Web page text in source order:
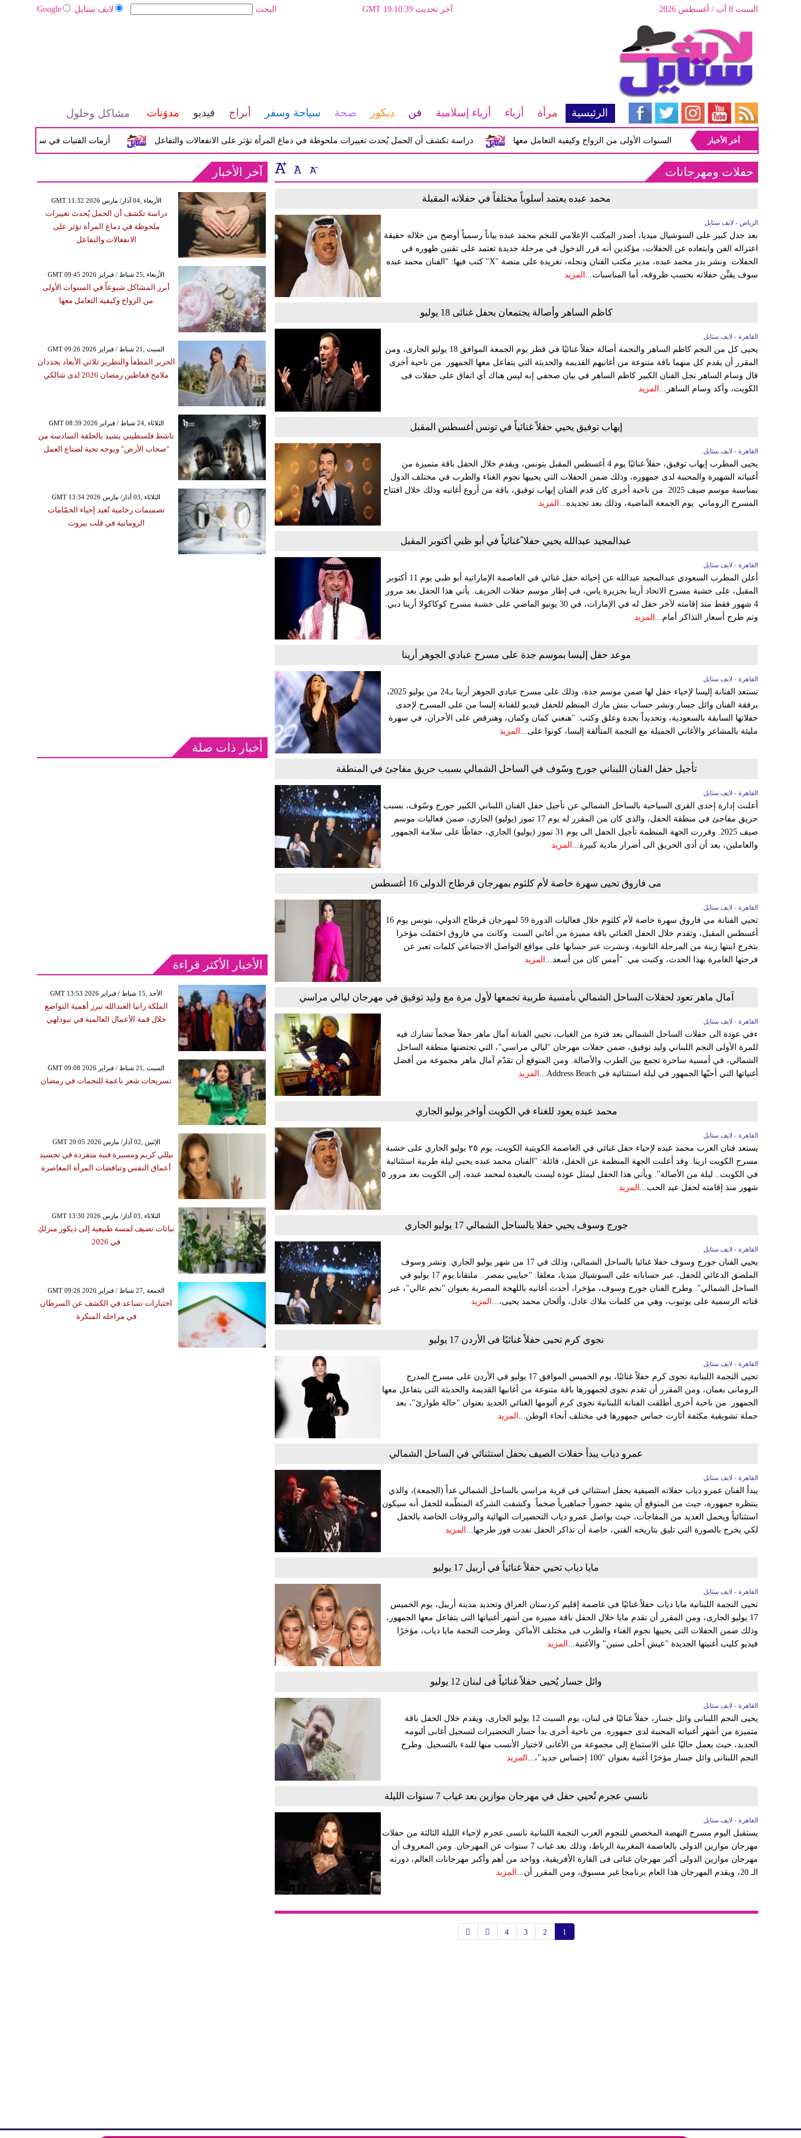
لايف ستايل Google البحث آخر تحديث GMT 19:10:39 السبت 8 آب / أغسطس 2026
الرئيسية مرأة أزياء أزياء إسلامية فن ديكور صحة سياحة وسفر أبراج فيديو مدوَنات مشاكل وحلول
أزمات الفتيات في سن المراهقة بين دراسة تكشف أن الحمل يُحدث تغييرات ملحوظة في دماغ المرأة تؤثر على الانفعالات والتفاعل أبرز المشاكل شيوعاً في السنوات الأولى من الزواج وكيفية التعامل معها
أخر الأخبار
حفلات ومهرجانات
محمد عبده يعتمد أسلوباً مختلفاً في حفلاته المقبلة
الرياض - لايف ستايل
بعد جدل كبير على السوشيال ميديا، أصدر المكتب الإعلامي للنجم محمد عبده بياناً رسمياً أوضح من خلاله حقيقة
اعتزاله الفن وابتعاده عن الحفلات، مؤكدين أنه قرر الدخول في مرحلة جديدة تعتمد على تقنين ظهوره في
الحفلات. ونشر بدر محمد عبده، مدير مكتب الفنان ونجله، تغريدة على منصة "X" كتب فيها: "الفنان محمد عبده
سوف يقنِّن حفلاته بحسب ظروفه، أما المناسبات... المزيد
كاظم الساهر وأصالة يجتمعان بحفل غنائى 18 يوليو
القاهرة - لايف ستايل
يحيى كل من النجم كاظم الساهر والنجمة أصالة حفلاً غنائيًا في قطر يوم الجمعة الموافق 18 يوليو الجارى، ومن
المقرر أن يقدم كل منهما باقة متنوعة من أغانيهم القديمة والحديثة التي يتفاعل معها الجمهور. من ناحية أخرى
قال وسام الساهر نجل الفنان الكبير كاظم الساهر في بيان صحفي إنه ليس هناك أي اتفاق على حفلات فى
الكويت، وأكد وسام الساهر... المزيد
إيهاب توفيق يحيي حفلاً غنائياً في تونس أغسطس المقبل
القاهرة - لايف ستايل
يحيى المطرب إيهاب توفيق، حفلاً غنائيًا يوم 4 أغسطس المقبل بتونس، ويقدم خلال الحفل باقة متميزة من
أغنياته الشهيرة والمحببة لدى جمهوره، وذلك ضمن الحفلات التي يحييها نجوم الغناء والطرب في مختلف الدول
بمناسبة موسم صيف 2025. من ناحية أخرى كان قدم الفنان إيهاب توفيق، باقة من أروع أغانيه وذلك خلال افتتاح
المسرح الروماني يوم الجمعة الماضية، وذلك بعد تجديده... المزيد
عبدالمجيد عبدالله يحيي حفلا ًغنائياً في أبو ظبي أكتوبر المقبل
القاهرة - لايف ستايل
أعلن المطرب السعودي عبدالمجيد عبدالله عن إحيائه حفل غنائي في العاصمة الإماراتية أبو ظبي يوم 11 أكتوبر
المقبل، على خشبة مسرح الاتحاد أرينا بجزيرة ياس، في إطار موسم حفلات الخريف. يأتي هذا الحفل بعد مرور
4 شهور فقط منذ إقامته لآخر حفل له في الإمارات، في 30 يونيو الماضي على خشبة مسرح كوكاكولا أرينا دبي.
وتم طرح أسعار التذاكر أمام...
المزيد
موعد حفل إليسا بموسم جدة على مسرح عبادي الجوهر أرينا
القاهرة - لايف ستايل
تستعد الفنانة إليسا لإحياء حفل لها ضمن موسم جدة، وذلك على مسرح عبادي الجوهر أرينا بـ24 من يوليو 2025،
برفقة الفنان وائل جسار.ونشر حساب بنش مارك المنظم للحفل فيديو للفنانة إليسا من على المسرح لإحدى
حفلاتها السابقة بالسعودية، وتحديداً بجدة وعلق وكتب: "هنغني كمان وكمان، وهنرقص على الأحزان، في سهرة
مليئة بالمشاعر والأغاني الجميلة مع النجمة المتألقة إليسا، كونوا على... المزيد
تأجيل حفل الفنان اللبناني جورج وسّوف في الساحل الشمالي بسبب حريق مفاجئ في المنطقة
القاهرة - لايف ستايل
أعلنت إدارة إحدى القرى السياحية بالساحل الشمالي عن تأجيل حفل الفنان اللبناني الكبير جورج وسّوف، بسبب
حريق مفاجئ في منطقة الحفل، والذي كان من المقرر له يوم 17 تموز (يوليو) الجاري، ضمن فعاليات موسم
صيف 2025. وقررت الجهة المنظمة تأجيل الحفل الى يوم 31 تموز (يوليو) الجاري، حفاظًا على سلامة الجمهور
والعاملين، بعد أن أدى الحريق الى أضرار مادية كبيرة... المزيد
مى فاروق تحيى سهرة خاصة لأم كلثوم بمهرجان قرطاج الدولى 16 أغسطس
القاهرة - لايف ستايل
تحيي الفنانة مي فاروق سهرة خاصة لأم كلثوم خلال فعاليات الدورة 59 لمهرجان قرطاج الدولي، بتونس يوم 16
أغسطس المقبل، وتقدم خلال الحفل الغنائي باقة مميزة من أغاني الست. وكانت مي فاروق احتفلت مؤخرا
بتخرج ابنتها زينة من المرحلة الثانوية، ونشرت عبر حسابها على مواقع التواصل الاجتماعي كلمات تعبر عن
فرحتها الغامرة بهذا الحدث، وكتبت مي: "أمس كان من أسعد... المزيد
آمال ماهر تعود لحفلات الساحل الشمالي بأمسية طربية تجمعها لأول مرة مع وليد توفيق في مهرجان ليالي مراسي
القاهرة - لايف ستايل
ءفي عودة الى حفلات الساحل الشمالي بعد فترة من الغياب، تحيي الفنانة آمال ماهر حفلاً ضخماً تشارك فيه
للمرة الأولى النجم اللبناني وليد توفيق، ضمن حفلات مهرجان "ليالي مراسي"، التي تحتضنها منطقة الساحل
الشمالي، في أمسية ساحرة تجمع بين الطرب والأصالة. ومن المتوقع أن تقدّم آمال ماهر مجموعة من أفضل
أغنياتها التي أحبّها الجمهور في ليلة استثنائية في Address Beach...
المزيد
محمد عبده يعود للغناء في الكويت أواخر يوليو الجاري
القاهرة - لايف ستايل
يستعد فنان العرب محمد عبده لإحياء حفل غنائي في العاصمة الكويتية الكويت، يوم ٢٥ يوليو الجاري على خشبة
مسرح الكويت ارينا. وقد أعلنت الجهة المنظمة عن الحفل، قائلة: "الفنان محمد عبده يحيي ليلة طربية استثنائية
في الكويت.. ليلة من الأصالة". ويأتي هذا الحفل ليمثل عودة ليست بالبعيدة لمحمد عبده، إلى الكويت بعد مرور ٥
شهور منذ إقامته لحفل عيد الحب... المزيد
جورج وسوف يحيي حفلا بالساحل الشمالي 17 يوليو الجاري
القاهرة - لايف ستايل
يحيي الفنان جورج وسوف حفلا غنائيا بالساحل الشمالي، وذلك في 17 من شهر يوليو الجاري. ونشر وسوف
الملصق الدعائي للحفل، عبر حساباته على السوشيال ميديا، معلقا: "حبايبي بمصر.. ملتقانا يوم 17 يوليو في
الساحل الشمالي". وطرح الفنان جورج وسوف، مؤخرا، أحدث أغانيه باللهجة المصرية بعنوان "نجم عالي"، عبر
قناته الرسمية على يوتيوب، وهي من كلمات ملاك عادل، وألحان محمد يحيى،... المزيد
نجوى كرم تحيى حفلاً غنائيًا فى الأردن 17 يوليو
القاهرة - لايف ستايل
تحيى النجمة اللبنانية نجوى كرم حفلاً غنائيًا، يوم الخميس الموافق 17 يوليو في الأردن على مسرح المدرج
الرومانى بعمان، ومن المقرر أن تقدم نجوى لجمهورها باقة متنوعة من أغانيها القديمة والحديثة التى يتفاعل معها
الجمهور. من ناحية أخرى أطلقت الفنانة اللبنانية نجوى كرم ألبومها الغنائي الجديد بعنوان "حالة طوارئ"، بعد
حملة تشويقية مكثفة أثارت حماس جمهورها في مختلف أنحاء الوطن... المزيد
عمرو دياب يبدأ حفلات الصيف بحفل استثنائي في الساحل الشمالي
القاهرة - لايف ستايل
يبدأ الفنان عمرو دياب حفلاته الصيفية بحفل استثنائي في قرية مراسي بالساحل الشمالي غداً (الجمعة)، والذي
ينتظره جمهوره، حيث من المتوقع أن يشهد حضوراً جماهيرياً ضخماً. وكشفت الشركة المنظّمة للحفل أنه سيكون
استثنائياً ويحمل العديد من المفاجآت، حيث يواصل عمرو دياب التحضيرات النهائية والبروفات الخاصة بالحفل
لكي يخرج بالصورة التي تليق بتاريخه الفني، خاصة أن تذاكر الحفل نفدت فور طرحها...
المزيد
مايا دياب تحيي حفلاً غنائياً في أربيل 17 يوليو
القاهرة - لايف ستايل
تحيى النجمة اللبنانية مايا دياب حفلاً غنائيًا فى عاصمة إقليم كردستان العراق وتحديد مدينة أربيل، يوم الخميس
17 يوليو الجارى، ومن المقرر أن تقدم مايا خلال الحفل باقة مميزة من أشهر أغنياتها التى يتفاعل معها الجمهور،
وذلك ضمن الحفلات التى يحييها نجوم الغناء والطرب فى مختلف الأماكن. وطرحت النجمة مايا دياب، مؤخرًا
فيديو كليب أغنيتها الجديدة "عيش أحلى سنين" والأغنية... المزيد
وائل جسار يُحيى حفلاً غنائياً فى لبنان 12 يوليو
القاهرة - لايف ستايل
يحيى النجم اللبنانى وائل جسار، حفلاً غنائيًا فى لبنان، يوم السبت 12 يوليو الجارى، ويقدم خلال الحفل باقة
متميزة من أشهر أغنياته المحببة لدى جمهوره. من ناحية أخرى بدأ جسار التحضيرات لتسجيل أغانى ألبومه
الجديد، حيث يعمل حاليًا على الاستماع إلى مجموعة من الأغانى لاختيار الأنسب منها للبدء بالتسجيل. وطرح
النجم اللبنانى وائل جسار مؤخرًا أغنية بعنوان "100 إحساس جديد"،...
المزيد
نانسي عجرم تُحيي حفل في مهرجان موازين بعد غياب 7 سنوات الليلة
القاهرة - لايف ستايل
يستقبل اليوم مسرح النهضة المخصص للنجوم العرب النجمة اللبنانية نانسى عجرم لإحياء الليلة الثالثة من حفلات
مهرجان موازين الدولى بالعاصمة المغربية الرباط، وذلك بعد غياب 7 سنوات عن المهرجان. ومن المعروف أن
مهرجان موازين الدولى أكبر مهرجان غنائى فى القارة الأفريقية، وواحد من أهم وأكبر مهرجانات العالم، دورته
الـ 20، ويقدم المهرجان هذا العام برنامجا غير مسبوق، ومن المقرر أن...
المزيد
1
2
3
4
آخر الأخبار
GMT 11:32 2026 الأربعاء ,04 آذار/ مارس
دراسة تكشف أن الحمل يُحدث تغييرات
ملحوظة في دماغ المرأة تؤثر على
الانفعالات والتفاعل
GMT 09:45 2026 الأربعاء ,25 شباط / فبراير
أبرز المشاكل شيوعاً في السنوات الأولى
من الزواج وكيفية التعامل معها
GMT 09:26 2026 السبت ,21 شباط / فبراير
الحرير المطفأ والتطريز ثلاثي الأبعاد يحددان
ملامح قفاطين رمضان 2026 لدى شالكي
GMT 08:39 2026 الثلاثاء ,24 شباط / فبراير
ناشط فلسطيني يشيد بالحلقة السادسة من
"صحاب الأرض" ويوجه تحية لصناع العمل
GMT 13:34 2026 الثلاثاء ,03 آذار/ مارس
تصميمات رخامية تُعيد إحياء الحمّامات
الرومانية في قلب بيروت
أخبار ذات صلة
الأخبار الأكثر قراءة
GMT 13:53 2026 الأحد ,15 شباط / فبراير
الملكة رانيا العبدالله تبرز أهمية التواضع
خلال قمة الأعمال العالمية في نيودلهي
GMT 09:08 2026 السبت ,21 شباط / فبراير
تسريحات شعر ناعمة للنجمات في رمضان
GMT 20:05 2026 الإثنين ,02 آذار/ مارس
نيللي كريم ومسيرة فنية متفردة في تجسيد
أعماق النفس وتناقضات المرأة المعاصرة
GMT 13:30 2026 الثلاثاء ,03 آذار/ مارس
نباتات تضيف لمسة طبيعية إلى ديكور منزلكِ
في 2026
GMT 09:26 2026 الجمعة ,27 شباط / فبراير
اختبارات تساعد في الكشف عن السرطان
في مراحله المبكرة